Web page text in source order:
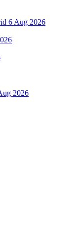
6 Aug 2026
2026